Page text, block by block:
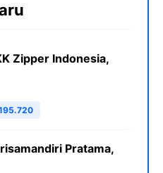
Zipper Indonesia,
Pratama,